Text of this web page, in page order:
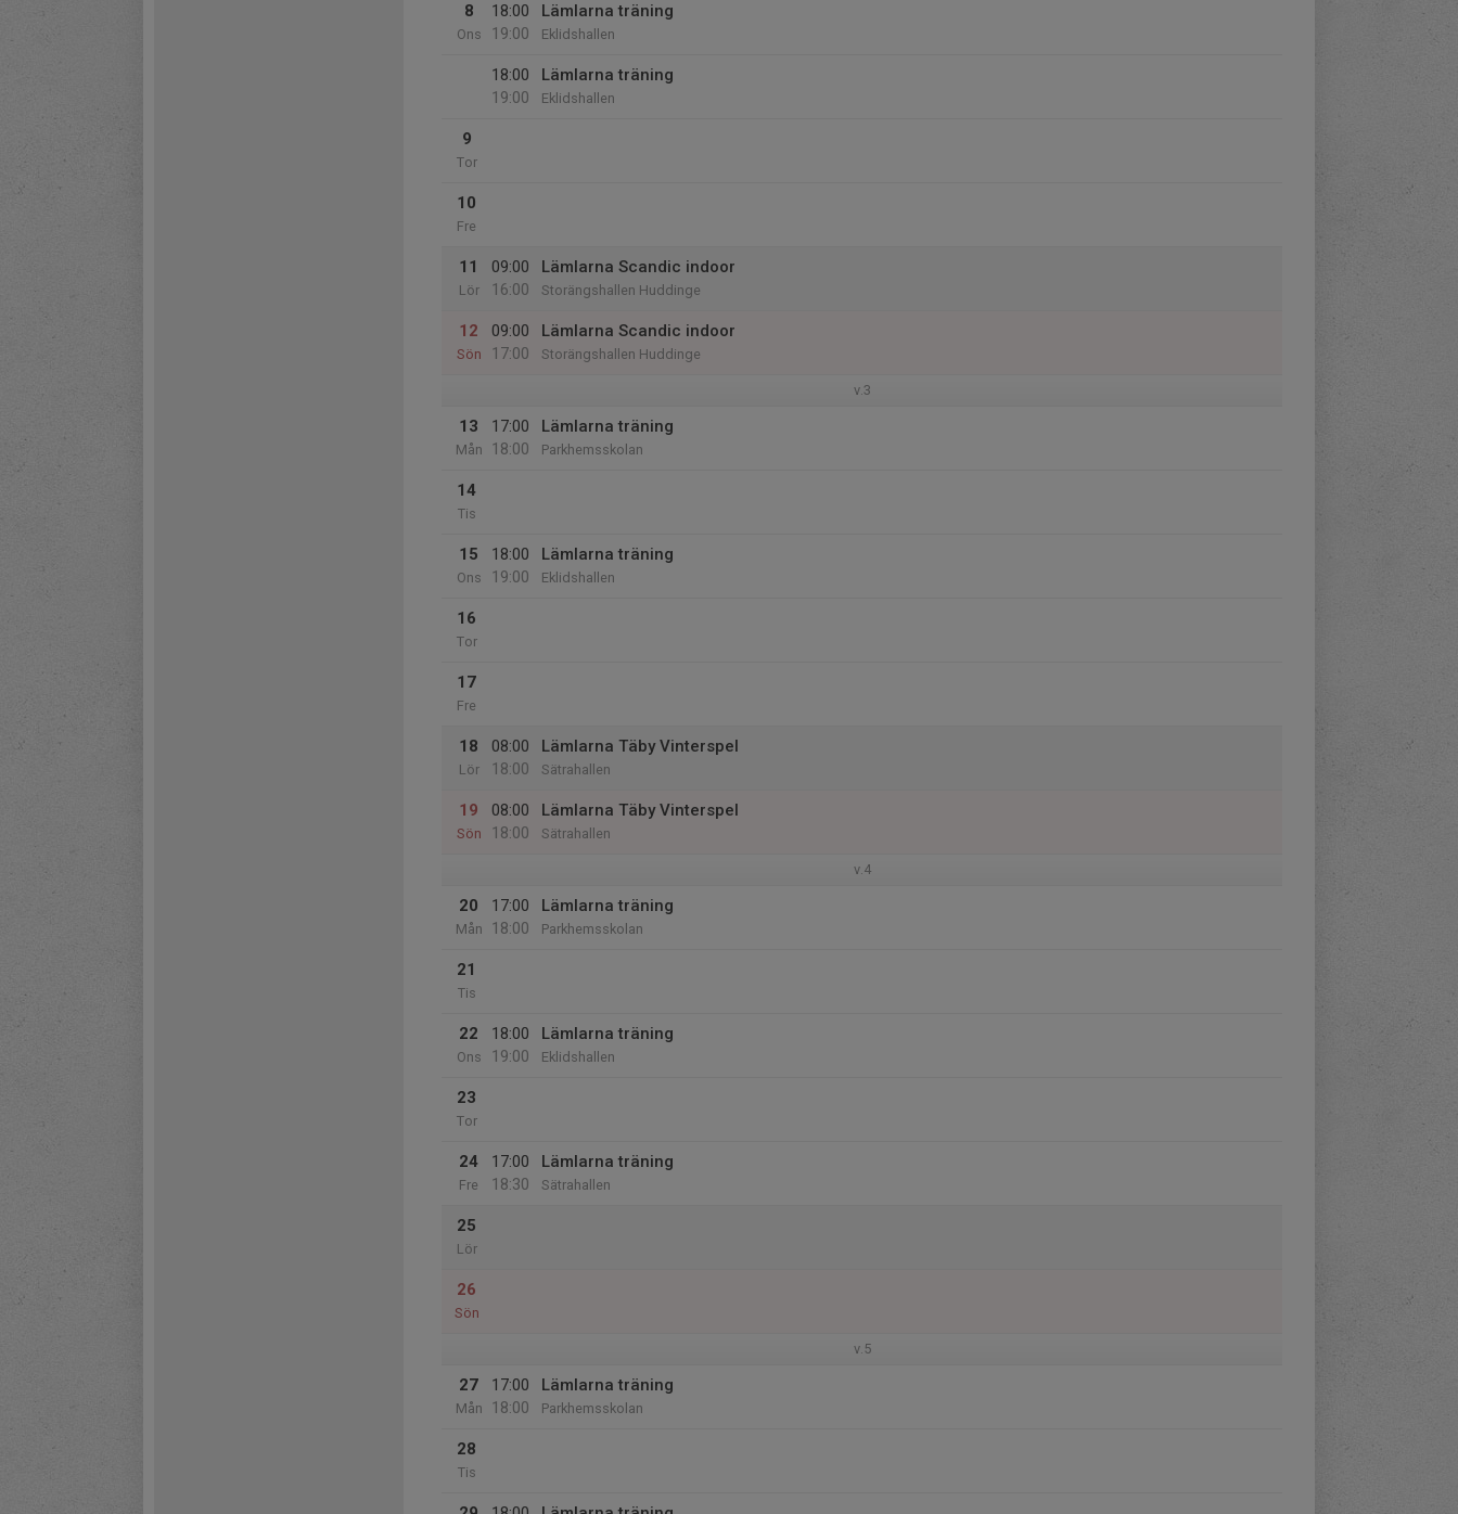
8
Ons
18:00
19:00
Lämlarna träning
Eklidshallen
18:00
19:00
Lämlarna träning
Eklidshallen
9
Tor
10
Fre
11
Lör
09:00
16:00
Lämlarna Scandic indoor
Storängshallen Huddinge
12
Sön
09:00
17:00
Lämlarna Scandic indoor
Storängshallen Huddinge
v.3
13
Mån
17:00
18:00
Lämlarna träning
Parkhemsskolan
14
Tis
15
Ons
18:00
19:00
Lämlarna träning
Eklidshallen
16
Tor
17
Fre
18
Lör
08:00
18:00
Lämlarna Täby Vinterspel
Sätrahallen
19
Sön
08:00
18:00
Lämlarna Täby Vinterspel
Sätrahallen
v.4
20
Mån
17:00
18:00
Lämlarna träning
Parkhemsskolan
21
Tis
22
Ons
18:00
19:00
Lämlarna träning
Eklidshallen
23
Tor
24
Fre
17:00
18:30
Lämlarna träning
Sätrahallen
25
Lör
26
Sön
v.5
27
Mån
17:00
18:00
Lämlarna träning
Parkhemsskolan
28
Tis